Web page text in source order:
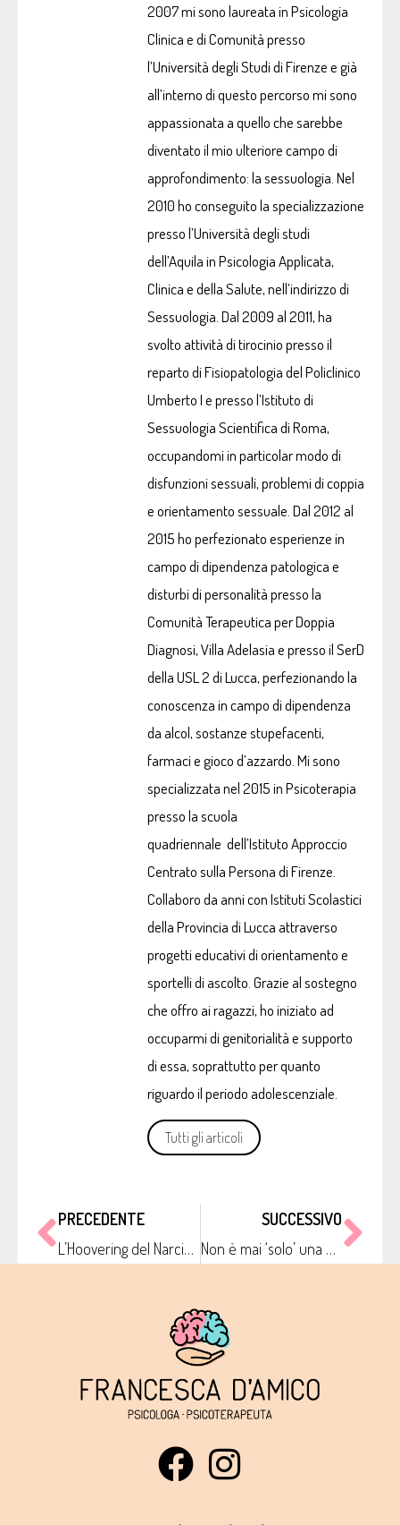
2007 mi sono laureata in Psicologia
Clinica e di Comunità presso
l’Università degli Studi di Firenze e già
all’interno di questo percorso mi sono
appassionata a quello che sarebbe
diventato il mio ulteriore campo di
approfondimento: la sessuologia. Nel
2010 ho conseguito la specializzazione
presso l’Università degli studi
dell’Aquila in Psicologia Applicata,
Clinica e della Salute, nell’indirizzo di
Sessuologia. Dal 2009 al 2011, ha
svolto attività di tirocinio presso il
reparto di Fisiopatologia del Policlinico
Umberto I e presso l’Istituto di
Sessuologia Scientifica di Roma,
occupandomi in particolar modo di
disfunzioni sessuali, problemi di coppia
e orientamento sessuale. Dal 2012 al
2015 ho perfezionato esperienze in
campo di dipendenza patologica e
disturbi di personalità presso la
Comunità Terapeutica per Doppia
Diagnosi, Villa Adelasia e presso il SerD
della USL 2 di Lucca, perfezionando la
conoscenza in campo di dipendenza
da alcol, sostanze stupefacenti,
farmaci e gioco d’azzardo. Mi sono
specializzata nel 2015 in Psicoterapia
presso la scuola
quadriennale dell’Istituto Approccio
Centrato sulla Persona di Firenze.
Collaboro da anni con Istituti Scolastici
della Provincia di Lucca attraverso
progetti educativi di orientamento e
sportelli di ascolto. Grazie al sostegno
che offro ai ragazzi, ho iniziato ad
occuparmi di genitorialità e supporto
di essa, soprattutto per quanto
riguardo il periodo adolescenziale.
Tutti gli articoli
PRECEDENTE
L’Hoovering del Narcisista
SUCCESSIVO
Non è mai ‘solo’ una questione di ansia